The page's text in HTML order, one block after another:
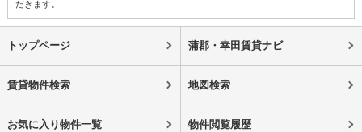
だきます。
トップページ 蒲郡・幸田賃貸ナビ
賃貸物件検索 地図検索
お気に入り物件一覧 物件閲覧履歴